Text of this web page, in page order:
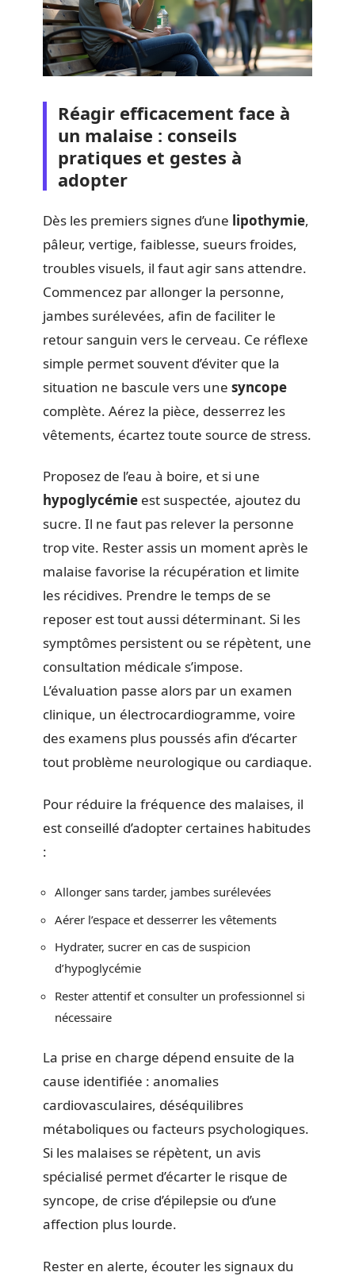
Réagir efficacement face à
un malaise : conseils
pratiques et gestes à
adopter
Dès les premiers signes d’une lipothymie,
pâleur, vertige, faiblesse, sueurs froides,
troubles visuels, il faut agir sans attendre.
Commencez par allonger la personne,
jambes surélevées, afin de faciliter le
retour sanguin vers le cerveau. Ce réflexe
simple permet souvent d’éviter que la
situation ne bascule vers une syncope
complète. Aérez la pièce, desserrez les
vêtements, écartez toute source de stress.
Proposez de l’eau à boire, et si une
hypoglycémie est suspectée, ajoutez du
sucre. Il ne faut pas relever la personne
trop vite. Rester assis un moment après le
malaise favorise la récupération et limite
les récidives. Prendre le temps de se
reposer est tout aussi déterminant. Si les
symptômes persistent ou se répètent, une
consultation médicale s’impose.
L’évaluation passe alors par un examen
clinique, un électrocardiogramme, voire
des examens plus poussés afin d’écarter
tout problème neurologique ou cardiaque.
Pour réduire la fréquence des malaises, il
est conseillé d’adopter certaines habitudes
:
Allonger sans tarder, jambes surélevées
Aérer l’espace et desserrer les vêtements
Hydrater, sucrer en cas de suspicion
d’hypoglycémie
Rester attentif et consulter un professionnel si
nécessaire
La prise en charge dépend ensuite de la
cause identifiée : anomalies
cardiovasculaires, déséquilibres
métaboliques ou facteurs psychologiques.
Si les malaises se répètent, un avis
spécialisé permet d’écarter le risque de
syncope, de crise d’épilepsie ou d’une
affection plus lourde.
Rester en alerte, écouter les signaux du